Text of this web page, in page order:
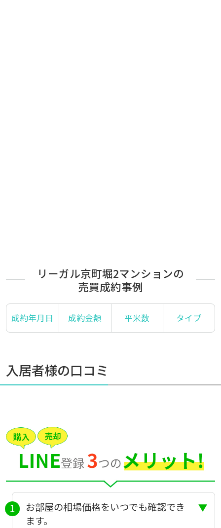
リーガル京町堀2マンションの
売買成約事例
成約年月日 成約金額 平米数 タイプ
入居者様の口コミ
お部屋の相場価格をいつでも確認でき
ます。